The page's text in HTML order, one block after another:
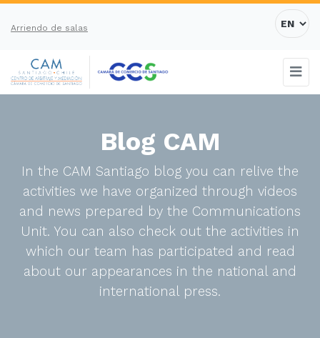
Arriendo de salas
Blog CAM
In the CAM Santiago blog you can relive the
activities we have organized through videos
and news prepared by the Communications
Unit. You can also check out the activities in
which our team has participated and read
about our appearances in the national and
international press.